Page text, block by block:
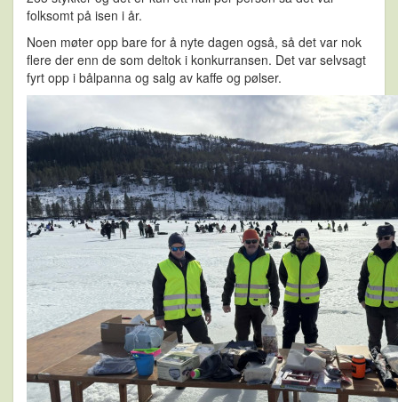
folksomt på isen i år.
Noen møter opp bare for å nyte dagen også, så det var nok
flere der enn de som deltok i konkurransen. Det var selvsagt
fyrt opp i bålpanna og salg av kaffe og pølser.